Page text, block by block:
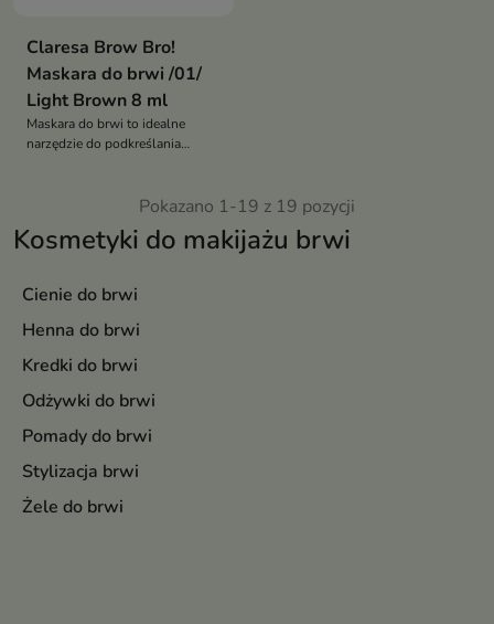
Kosmetyki do makijażu brwi
Cienie do brwi
Henna do brwi
Kredki do brwi
Odżywki do brwi
Pomady do brwi
Stylizacja brwi
Żele do brwi
Claresa Brow Bro!
Maskara do brwi /01/
Light Brown 8 ml
Maskara do brwi to idealne
narzędzie do podkreślania
Pokazano 1-19 z 19 pozycji